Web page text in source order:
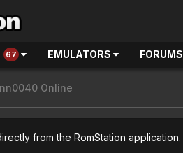
67 EMULATORS FORUMS
Online
from the RomStation application.